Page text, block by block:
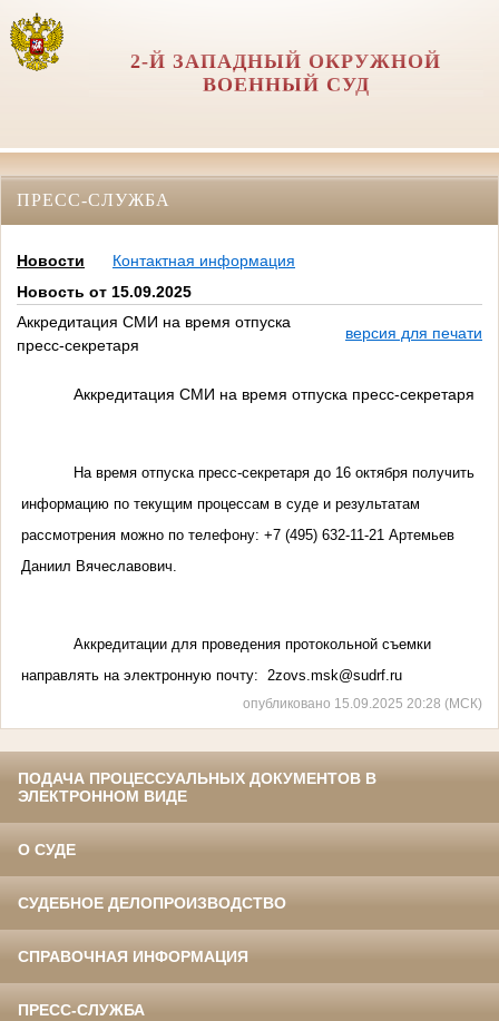
2-Й ЗАПАДНЫЙ ОКРУЖНОЙ
ВОЕННЫЙ СУД
ПРЕСС-СЛУЖБА
Новости
Контактная информация
Новость от 15.09.2025
Аккредитация СМИ на время отпуска
пресс-секретаря
версия для печати
Аккредитация СМИ на время отпуска пресс-секретаря
На время отпуска пресс-секретаря до 16 октября получить
информацию по текущим процессам в суде и результатам
рассмотрения можно по телефону: +7 (495) 632-11-21 Артемьев
Даниил Вячеславович.
Аккредитации для проведения протокольной съемки
направлять на электронную почту: 2zovs.msk@sudrf.ru
опубликовано 15.09.2025 20:28 (МСК)
ПОДАЧА ПРОЦЕССУАЛЬНЫХ ДОКУМЕНТОВ В
ЭЛЕКТРОННОМ ВИДЕ
О СУДЕ
СУДЕБНОЕ ДЕЛОПРОИЗВОДСТВО
СПРАВОЧНАЯ ИНФОРМАЦИЯ
ПРЕСС-СЛУЖБА